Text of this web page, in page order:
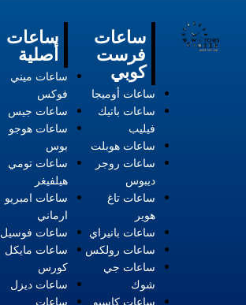
ساعات
أصلية
ساعات ميني
فوكس
ساعات جيس
ساعات هوجو
بوس
ساعات تومي
هيلفيغر
ساعات امبريو
ارماني
ساعات فوسيل
ساعات مايكل
كورس
ساعات ديزل
ساعات
ساعات
فرست
كوبي
ساعات أوميجا
ساعات باتيك
فيليب
ساعات هوبلت
ساعات روجر
ديبوس
ساعات تاغ
هوير
ساعات بانيراي
ساعات رولكس
ساعات جي
شوك
ساعات كاسيو